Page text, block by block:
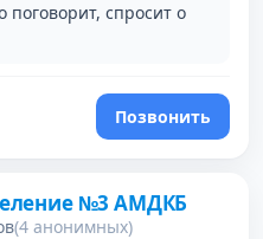
спросит о
Позвонить
рейтинге№3 АМДКБ
(4 анонимных)